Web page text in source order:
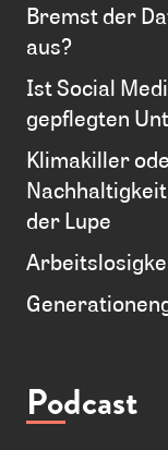
Bremst der
aus?
Ist Social
gepflegten
Klimakiller
der Lupe
Podcast